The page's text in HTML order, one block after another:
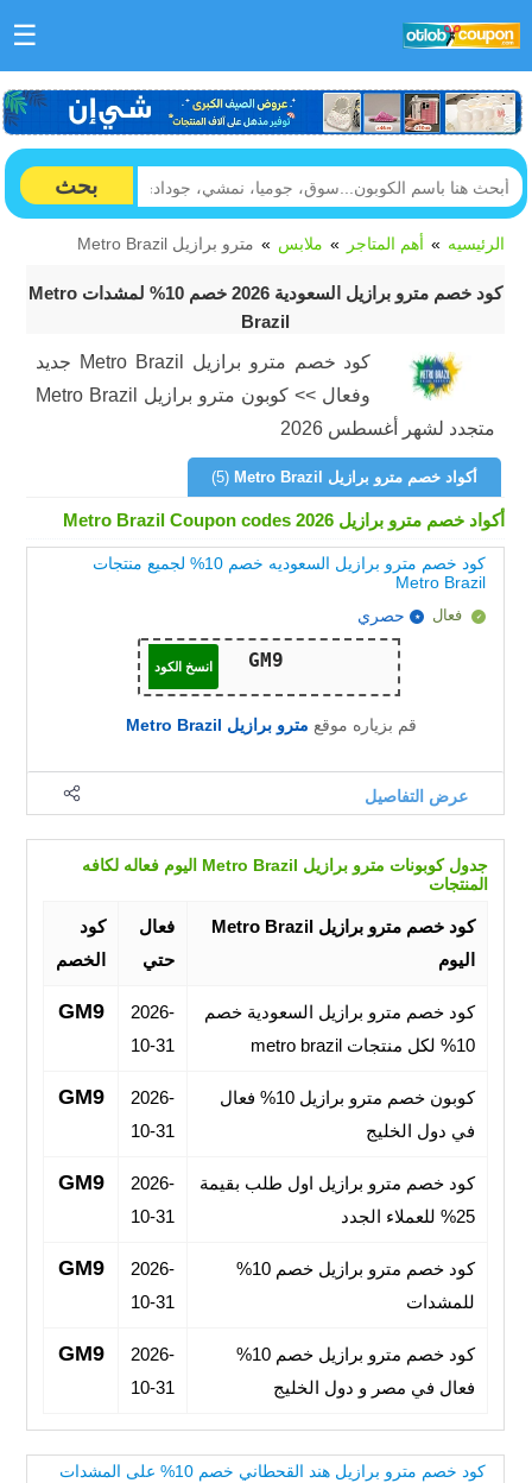
☰
بحث
الرئيسيه أهم المتاجر ملابس مترو برازيل Metro Brazil
كود خصم مترو برازيل السعودية 2026 خصم 10% لمشدات Metro
Brazil
كود خصم مترو برازيل Metro Brazil جديد
وفعال >> كوبون مترو برازيل Metro Brazil
متجدد لشهر أغسطس 2026
أكواد خصم مترو برازيل Metro Brazil (5)
أكواد خصم مترو برازيل Metro Brazil Coupon codes 2026
كود خصم مترو برازيل السعوديه خصم 10% لجميع منتجات
Metro Brazil
فعال حصري
انسخ الكود
قم بزياره موقع مترو برازيل Metro Brazil
عرض التفاصيل
جدول كوبونات مترو برازيل Metro Brazil اليوم فعاله لكافه
المنتجات
كود خصم مترو برازيل Metro Brazil
اليوم
فعال
حتي
كود
الخصم
كود خصم مترو برازيل السعودية خصم
10% لكل منتجات metro brazil
2026-
10-31
GM9
كوبون خصم مترو برازيل 10% فعال
في دول الخليج
2026-
10-31
GM9
كود خصم مترو برازيل اول طلب بقيمة
25% للعملاء الجدد
2026-
10-31
GM9
كود خصم مترو برازيل خصم 10%
للمشدات
2026-
10-31
GM9
كود خصم مترو برازيل خصم 10%
فعال في مصر و دول الخليج
2026-
10-31
GM9
كود خصم مترو برازيل هند القحطاني خصم 10% على المشدات